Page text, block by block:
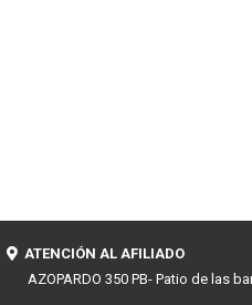
ATENCIÓN AL AFILIADO
AZOPARDO 350 PB- Patio de las